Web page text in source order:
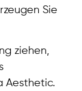
Sie
ziehen,
Aesthetic.